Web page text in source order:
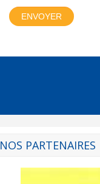
NOS PARTENAIRES